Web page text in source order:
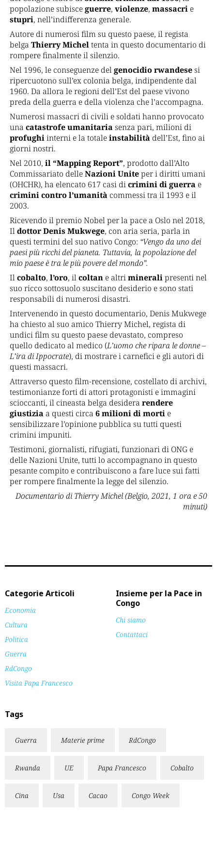
popolazione subisceguerre, violenze, massacri e
stupri, nell’indifferenza generale.
Autore di numerosi film su questo paese, il regista
belga Thierry Micheltenta in questo documentario di
rompere finalmente il silenzio.
Nel 1996, le conseguenze delgenocidio rwandesesi
ripercuotono sull’ex colonia belga, indipendente dal
1960. Da allora le regioni dell’Est del paese vivono
preda della guerra e della violenza che l’accompagna.
Numerosi massacri di civili e soldati hanno provocato
una catastrofe umanitaria senza pari, milioni di
profughiinterni e la totaleinstabilità dell’Est, fino ai
giorni nostri.
Nel 2010, il “Mapping Report”, prodotto dall’Alto
Commissariato delleNazioni Uniteper i diritti umani
(OHCHR), ha elencato 617 casi dicrimini di guerra e
crimini contro l’umanità commessi tra il 1993 e il
2003.
Ricevendo il premio Nobel per la pace a Oslo nel 2018,
Ildottor Denis Mukwege, con aria seria, parla in
questi termini del suo nativo Congo: “Vengo da uno dei
paesi più ricchi del pianeta. Tuttavia, la popolazione del
mio paese è tra le più povere del mondo”.
Ilcobalto, l’oro, ilcoltan e altrimineralipresenti nel
suo ricco sottosuolo suscitano desiderio e sono stati
responsabili di numerosi disastri.
Intervenendo in questo documentario, Denis Mukwege
ha chiesto al suo amico Thierry Michel, regista di
undici film su questo paese devastato, compreso
quello dedicato al medico (L’uomo che ripara le donne –
L’ira di Ippocrate), di mostrare i carnefici e gli autori di
questi massacri.
Attraverso questo film-recensione, costellato di archivi,
testimonianze forti di attori protagonisti e immagini
scioccanti, il cineasta belga desidera rendere
giustizia a questi circa 6 milioni di morti e
sensibilizzare l’opinione pubblica su tutti questi
crimini impuniti.
Testimoni, giornalisti, rifugiati, funzionari di ONG e
delle Nazioni Unite, tutti lo accompagnano in questo
pesante compito e contribuiscono a fare luce sui fatti
per rompere finalmente la legge del silenzio.
Documentario di Thierry Michel (Belgio, 2021, 1 ora e 50
minuti)
Categorie Articoli
Economia
Cultura
Politica
Guerra
RdCongo
Visita Papa Francesco
Insieme per la Pace in
Congo
Chi siamo
Contattaci
Tags
Guerra Materie prime RdCongo
Rwanda UE Papa Francesco Cobalto
Cina Usa Cacao Congo Week